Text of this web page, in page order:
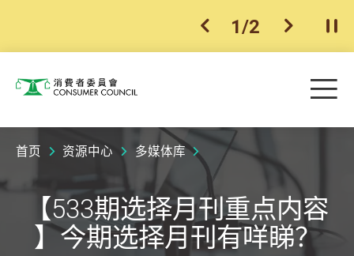
上一个
1/2 下一个开
消费者委员会 目
首页 资源中心 多媒体库
【533期选择月刊重点内容
】今期选择月刊有咩睇？